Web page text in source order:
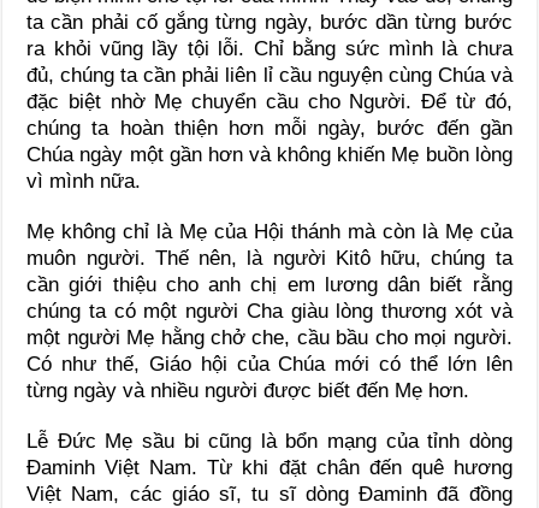
ta cần phải cố gắng từng ngày, bước dần từng bước
ra khỏi vũng lầy tội lỗi. Chỉ bằng sức mình là chưa
đủ, chúng ta cần phải liên lỉ cầu nguyện cùng Chúa và
đặc biệt nhờ Mẹ chuyển cầu cho Người. Để từ đó,
chúng ta hoàn thiện hơn mỗi ngày, bước đến gần
Chúa ngày một gần hơn và không khiến Mẹ buồn lòng
vì mình nữa.
Mẹ không chỉ là Mẹ của Hội thánh mà còn là Mẹ của
muôn người. Thế nên, là người Kitô hữu, chúng ta
cần giới thiệu cho anh chị em lương dân biết rằng
chúng ta có một người Cha giàu lòng thương xót và
một người Mẹ hằng chở che, cầu bầu cho mọi người.
Có như thế, Giáo hội của Chúa mới có thể lớn lên
từng ngày và nhiều người được biết đến Mẹ hơn.
Lễ Đức Mẹ sầu bi cũng là bổn mạng của tỉnh dòng
Đaminh Việt Nam. Từ khi đặt chân đến quê hương
Việt Nam, các giáo sĩ, tu sĩ dòng Đaminh đã đồng